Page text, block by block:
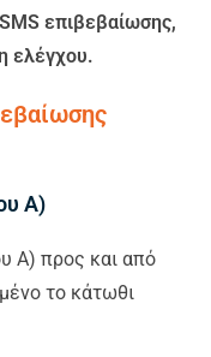
επιβεβαίωσης,
ελέγχου.
Α)
Α) προς και από
το κάτωθι